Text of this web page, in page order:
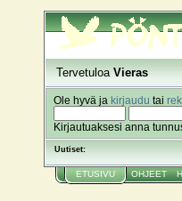
TervetuloaVieras
Ole hyvä ja kirjaudu tai
Kirjautuaksesi anna
Uutiset:
ETUSIVU OHJEET